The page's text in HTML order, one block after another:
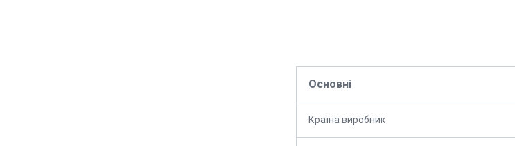
Основні
Країна виробник